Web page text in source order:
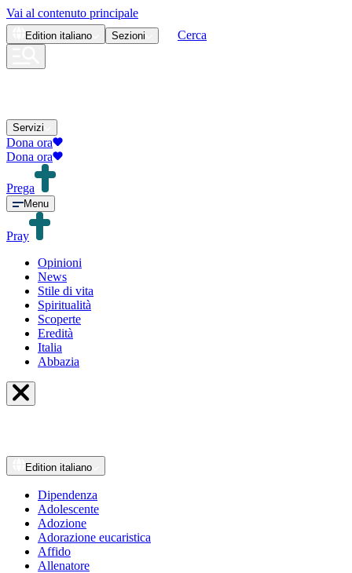
Vai al contenuto principale
Edition italiano Sezioni Cerca
Servizi
Dona ora
Dona ora
Prega
Menu
Pray
Opinioni
News
Stile di vita
Spiritualità
Scoperte
Eredità
Italia
Abbazia
Edition italiano
Dipendenza
Adolescente
Adozione
Adorazione eucaristica
Affido
Allenatore